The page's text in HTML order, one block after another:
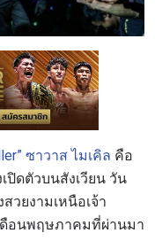
ซาวาส ไมเคิล คือ
ปิดตัวบนสังเวียน วัน
วยงามเหนือเจ้า
ดือนพฤษภาคมที่ผ่านมา